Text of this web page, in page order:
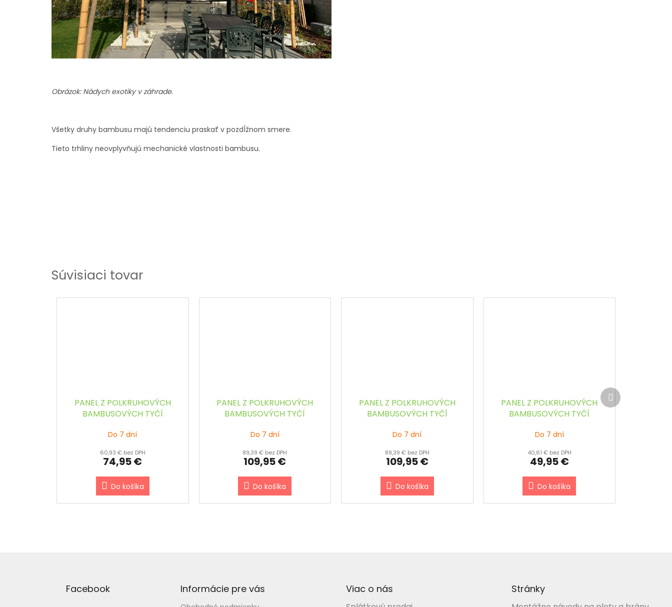
Obrázok: Nádych exotiky v záhrade.
Všetky druhy bambusu majú tendenciu praskať v pozdĺžnom smere.
Tieto trhliny neovplyvňujú mechanické vlastnosti bambusu.
Súvisiaci tovar
PANEL Z POLKRUHOVÝCH
BAMBUSOVÝCH TYČÍ
Do 7 dní
60,93 € bez DPH
74,95 €
Do košíka
PANEL Z POLKRUHOVÝCH
BAMBUSOVÝCH TYČÍ
Do 7 dní
89,39 € bez DPH
109,95 €
Do košíka
PANEL Z POLKRUHOVÝCH
BAMBUSOVÝCH TYČÍ
cm
Do 7 dní
89,39 € bez DPH
109,95 €
Do košíka
PANEL Z POLKRUHOVÝCH
BAMBUSOVÝCH TYČÍ
Do 7 dní
40,61 € bez DPH
49,95 €
Do košíka
Ďalší
produkt
Facebook Informácie pre vás Viac o nás Stránky